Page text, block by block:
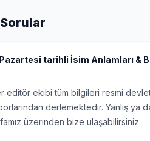
tarihli İsim Anlamları &
editör ekibi tüm bilgileri resmi
derlemektedir. Yanlış ya
üzerinden bize ulaşabilirsiniz.